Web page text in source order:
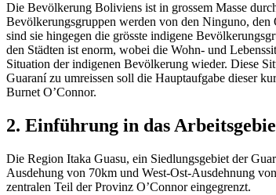
Die Bevölkerung Boliviens ist in grossem Masse
Bevölkerungsgruppen werden von den Ninguno,
sind sie hingegen die grösste indigene
den Städten ist enorm, wobei die Wohn- und
Situation der indigenen Bevölkerung wieder. Diese
Guaraní zu umreissen soll die Hauptaufgabe dieser
Burnet O’Connor.
2. Einführung in das
Die Region Itaka Guasu, ein Siedlungsgebiet der
Ausdehung von 70km und West-Ost-Ausdehnung
zentralen Teil der Provinz O’Connor eingegrenzt.